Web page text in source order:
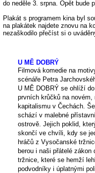
do neděle 3. srpna. Opět bude
Plakát s programem kina byl
na plakátek najdete znovu na
nezaškodilo přečíst si o
U MĚ DOBRÝ
Filmová komedie na
scénáře Petra
U MĚ DOBRÝ se ohlíží
prvních krůčků na
kapitalismu v Čechách.
schází v malebné
ostrově. Jejich poklid,
skončí ve chvíli, kdy se
hráčů z Vysočanské
berou i naši přátelé
tržnice, které se hemží
podvodníky i úplatnými